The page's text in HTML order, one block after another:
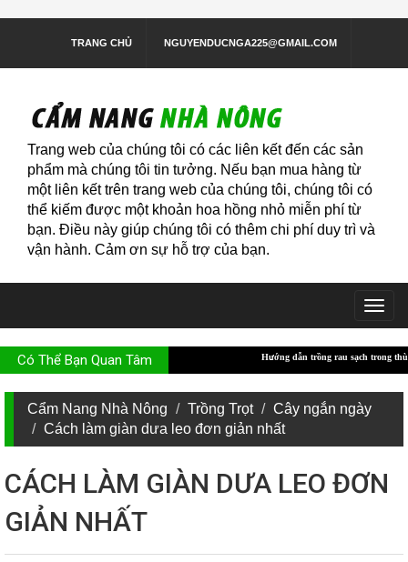
TRANG CHỦ NGUYENDUCNGA225@GMAIL.COM
Trang web của chúng tôi có các liên kết đến các sản
phẩm mà chúng tôi tin tưởng. Nếu bạn mua hàng từ
một liên kết trên trang web của chúng tôi, chúng tôi có
thể kiếm được một khoản hoa hồng nhỏ miễn phí từ
bạn. Điều này giúp chúng tôi có thêm chi phí duy trì và
vận hành. Cảm ơn sự hỗ trợ của bạn.
Có Thể Bạn Quan TâmHướng dẫn trồng rau sạch trong thùng xốp Hướng
Cẩm Nang Nhà Nông Trồng Trọt
Cây ngắn ngày
Cách làm giàn dưa leo đơn giản nhất
CÁCH LÀM GIÀN DƯA LEO ĐƠN
GIẢN NHẤT